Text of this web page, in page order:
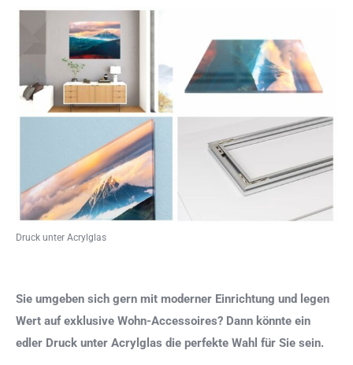
Druck unter Acrylglas
Sie umgeben sich gern mit moderner Einrichtung und legen
Wert auf exklusive Wohn-Accessoires? Dann könnte ein
edler Druck unter Acrylglas die perfekte Wahl für Sie sein.